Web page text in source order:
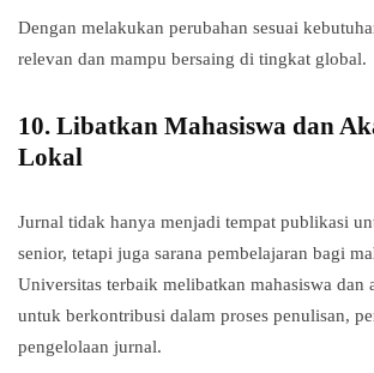
Dengan melakukan perubahan sesuai
relevan dan mampu bersaing di tingkat global.
10. Libatkan Mahasiswa dan
Lokal
Jurnal tidak hanya menjadi tempat publikasi
senior, tetapi juga sarana pembelajaran bagi
Universitas terbaik melibatkan mahasiswa dan
untuk berkontribusi dalam proses penulisan,
pengelolaan jurnal.